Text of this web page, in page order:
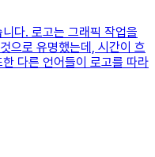
다. 로고는 그래픽 작업을
으로 유명했는데, 시간이 흐
다른 언어들이 로고를 따라